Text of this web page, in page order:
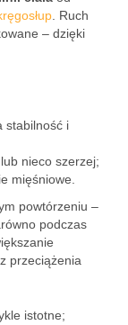
. Ruch
– dzięki
stabilność i
nieco szerzej;
mięśniowe.
powtórzeniu –
podczas
przeciążenia
istotne;